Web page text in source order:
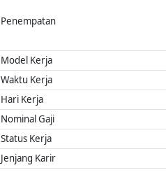
Penempatan
Model Kerja
Waktu Kerja
Hari Kerja
Nominal Gaji
Status Kerja
Jenjang Karir